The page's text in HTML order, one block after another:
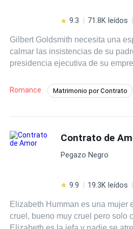
9.3 71.8K leídos
Gilbert Goldsmith necesita una
calmar las insistencias de su
presidencia ejecutiva de su
a todas las mujeres de New York
tiene opción, consigue una chica
de que en realidad es la chica
Romance Matrimonio por Contrato
Millonario Instantáneo Poder
Contrato de
Pegazo Negro
9.9 19.3K leídos
Elizabeth Humman es una mujer
cruel, bueno muy cruel pero solo